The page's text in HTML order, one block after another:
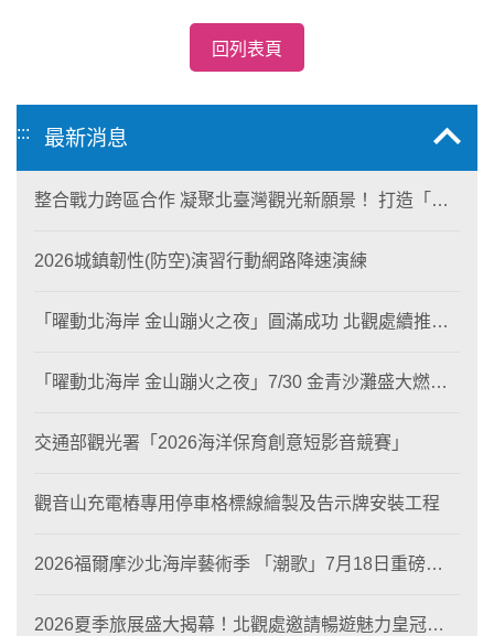
回列表頁
::: 最新消息
整合戰力跨區合作 凝聚北臺灣觀光新願景！ 打造「生
2026城鎮韌性(防空)演習行動網路降速演練
「曜動北海岸 金山蹦火之夜」圓滿成功 北觀處續推照
「曜動北海岸 金山蹦火之夜」7/30 金青沙灘盛大燃
交通部觀光署「2026海洋保育創意短影音競賽」
觀音山充電樁專用停車格標線繪製及告示牌安裝工程
2026福爾摩沙北海岸藝術季 「潮歌」7月18日重磅登
2026夏季旅展盛大揭幕！北觀處邀請暢遊魅力皇冠海